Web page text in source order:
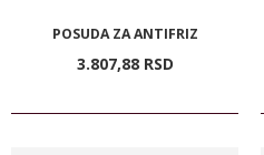
POSUDA ZA ANTIFRIZ
3.807,88 RSD